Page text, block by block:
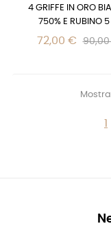
4 GRIFFE IN ORO
750% E RUBINO 5
72,00 €
1